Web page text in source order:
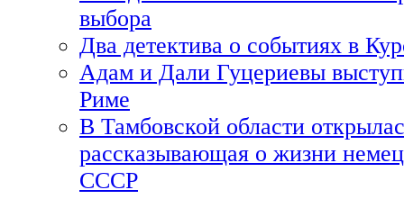
выбора
Два детектива о событиях в
Адам и Дали Гуцериевы
Риме
В Тамбовской области
рассказывающая о жизни
СССР